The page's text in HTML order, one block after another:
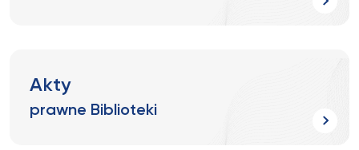
Akty
prawne Biblioteki